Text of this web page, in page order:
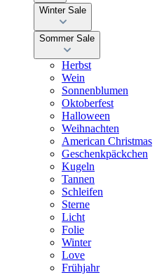
Winter Sale
Sommer Sale
Herbst
Wein
Sonnenblumen
Oktoberfest
Halloween
Weihnachten
American Christmas
Geschenkpäckchen
Kugeln
Tannen
Schleifen
Sterne
Licht
Folie
Winter
Love
Frühjahr